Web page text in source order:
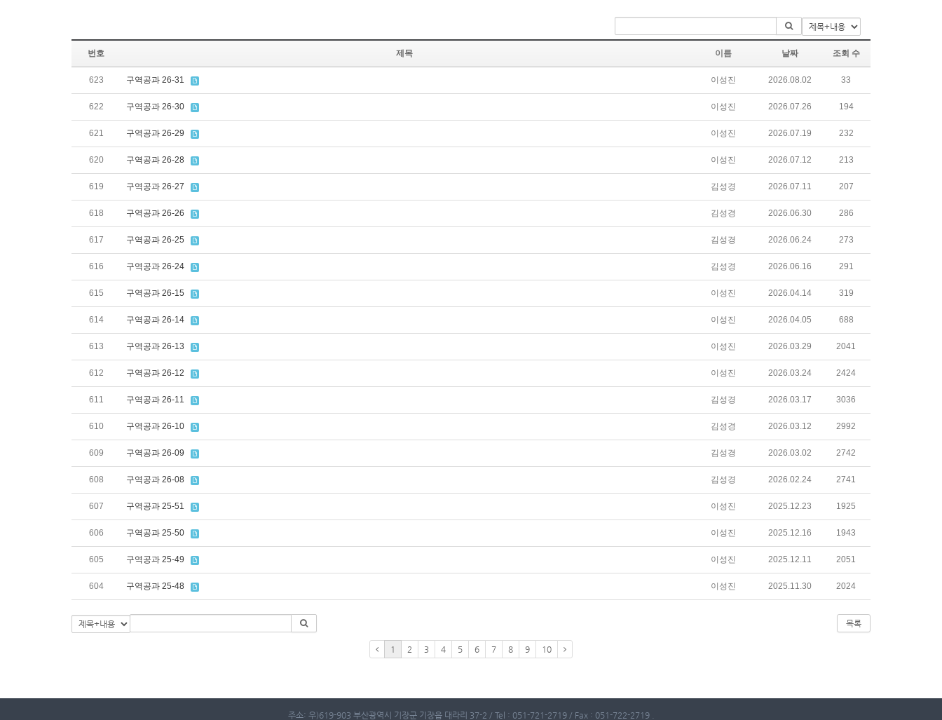
번호 제목 이름 날짜 조회 수
623 구역공과 26-31 이성진 2026.08.02 33
622 구역공과 26-30 이성진 2026.07.26 194
621 구역공과 26-29 이성진 2026.07.19 232
620 구역공과 26-28 이성진 2026.07.12 213
619 구역공과 26-27 김성경 2026.07.11 207
618 구역공과 26-26 김성경 2026.06.30 286
617 구역공과 26-25 김성경 2026.06.24 273
616 구역공과 26-24 김성경 2026.06.16 291
615 구역공과 26-15 이성진 2026.04.14 319
614 구역공과 26-14 이성진 2026.04.05 688
613 구역공과 26-13 이성진 2026.03.29 2041
612 구역공과 26-12 이성진 2026.03.24 2424
611 구역공과 26-11 김성경 2026.03.17 3036
610 구역공과 26-10 김성경 2026.03.12 2992
609 구역공과 26-09 김성경 2026.03.02 2742
608 구역공과 26-08 김성경 2026.02.24 2741
607 구역공과 25-51 이성진 2025.12.23 1925
606 구역공과 25-50 이성진 2025.12.16 1943
605 구역공과 25-49 이성진 2025.12.11 2051
604 구역공과 25-48 이성진 2025.11.30 2024
목록
1 2 3 4 5 6 7 8 9 10
주소: 우)619-903 부산광역시 기장군 기장읍 대라리 37-2 / Tel : 051-721-2719 / Fax : 051-722-2719 .